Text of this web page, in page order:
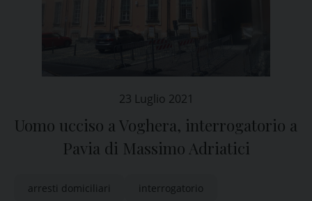
23 Luglio 2021
Uomo ucciso a Voghera, interrogatorio a
Pavia di Massimo Adriatici
arresti domiciliari interrogatorio